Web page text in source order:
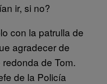
ir, si no?
con la patrulla de
agradecer de
de Tom.
de la Policía